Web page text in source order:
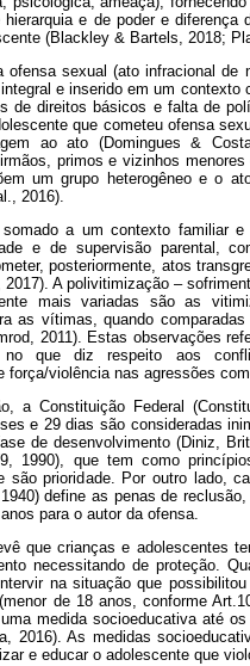
e de poder e
(Blackley & Bartels, 2018;
ofensa sexual (ato infracional
e inserido em um
de direitos básicos e falta de
que cometeu ofensa
ao ato (Domingues &
primos e vizinhos
um grupo heterogêneo e o
2016).
a um contexto familiar
e de supervisão parental,
posteriormente, atos
A polivitimização –
mais variadas são as
as vítimas, quando
2011). Estas observações
no que diz respeito aos
força/violência nas agressões
a Constituição Federal
e 29 dias são consideradas
de desenvolvimento (Diniz,
1990), que tem como
são prioridade. Por outro lado,
define as penas de
para o autor da ofensa.
que crianças e adolescentes
necessitando de proteção.
na situação que
de 18 anos, conforme
medida socioeducativa até
2016). As medidas
e educar o adolescente que